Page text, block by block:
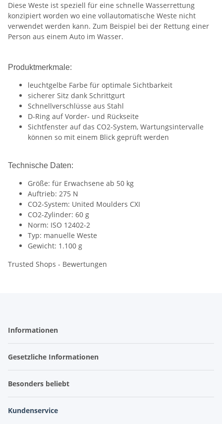
Diese Weste ist speziell für eine schnelle Wasserrettung
konzipiert worden wo eine vollautomatische Weste nicht
verwendet werden kann. Zum Beispiel bei der Rettung einer
Person aus einem Auto im Wasser.
Produktmerkmale:
leuchtgelbe Farbe für optimale Sichtbarkeit
sicherer Sitz dank Schrittgurt
Schnellverschlüsse aus Stahl
D-Ring auf Vorder- und Rückseite
Sichtfenster auf das CO2-System, Wartungsintervalle
können so mit einem Blick geprüft werden
Technische Daten:
Größe: für Erwachsene ab 50 kg
Auftrieb: 275 N
CO2-System: United Moulders CXI
CO2-Zylinder: 60 g
Norm: ISO 12402-2
Typ: manuelle Weste
Gewicht: 1.100 g
Trusted Shops - Bewertungen
Informationen
Gesetzliche Informationen
Besonders beliebt
Kundenservice